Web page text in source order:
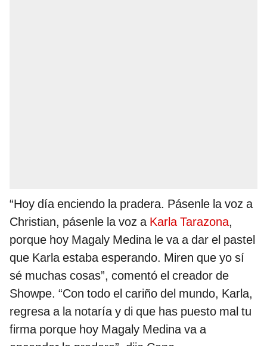
“Hoy día enciendo la pradera. Pásenle la voz a
Christian, pásenle la voz a Karla Tarazona,
porque hoy Magaly Medina le va a dar el pastel
que Karla estaba esperando. Miren que yo sí
sé muchas cosas”, comentó el creador de
Showpe. “Con todo el cariño del mundo, Karla,
regresa a la notaría y di que has puesto mal tu
firma porque hoy Magaly Medina va a